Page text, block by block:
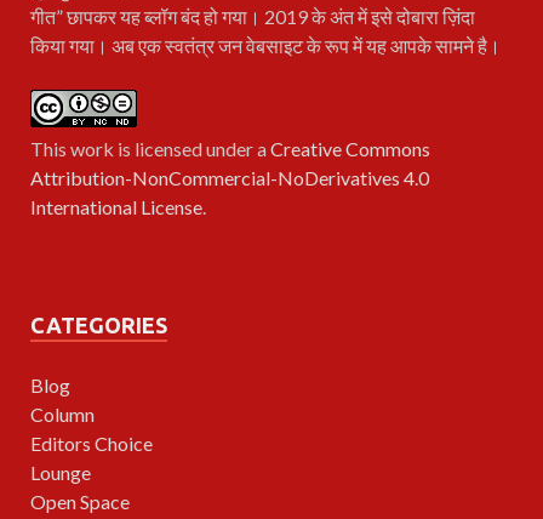
गीत” छापकर यह ब्लॉग बंद हो गया। 2019 के अंत में इसे दोबारा ज़िंदा
किया गया। अब एक स्वतंत्र जन वेबसाइट के रूप में यह आपके सामने है।
This work is licensed under aCreative Commons
Attribution-NonCommercial-NoDerivatives 4.0
International License
CATEGORIES
Blog
Column
Editors Choice
Lounge
Open Space